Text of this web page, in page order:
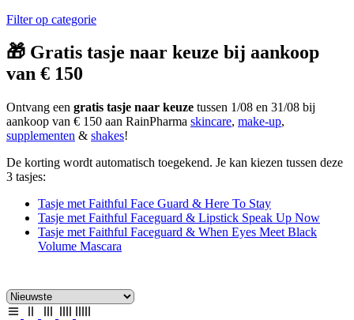
Filter op categorie
🎁 Gratis tasje naar keuze bij aankoop
van € 150
Ontvang een gratis tasje naar keuze tussen 1/08 en 31/08 bij
aankoop van € 150 aan RainPharma skincare, make-up,
supplementen & shakes!
De korting wordt automatisch toegekend. Je kan kiezen tussen deze
3 tasjes:
Tasje met Faithful Face Guard & Here To Stay
Tasje met Faithful Faceguard & Lipstick Speak Up Now
Tasje met Faithful Faceguard & When Eyes Meet Black
Volume Mascara